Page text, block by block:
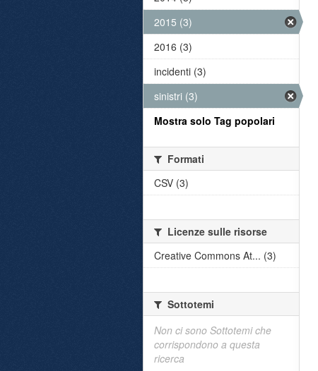
2015 (3)
2016 (3)
incidenti (3)
sinistri (3)
Mostra solo Tag popolari
Formati
CSV (3)
Licenze sulle risorse
Creative Commons At... (3)
Sottotemi
Non ci sono Sottotemi che
corrispondono a questa
ricerca